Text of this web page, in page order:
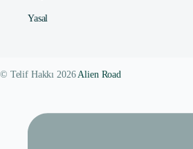
Yasal
© Telif Hakkı 2026 Alien Road